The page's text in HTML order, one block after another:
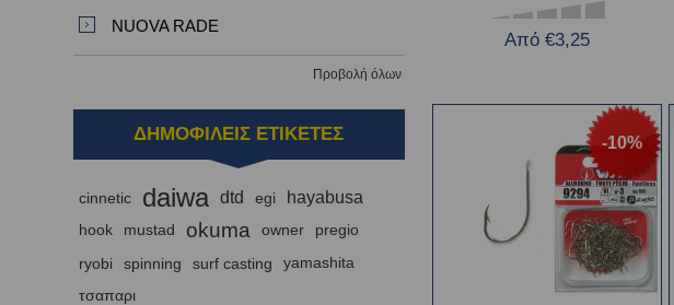
Από €3,25
-10%
NUOVA RADE
Προβολή όλων
ΔΗΜΟΦΙΛΕΙΣ ΕΤΙΚΕΤΕΣ
cinnetic daiwa dtd egi hayabusa
hook mustad okuma owner pregio
ryobi spinning surf casting
yamashita
τσαπαρι